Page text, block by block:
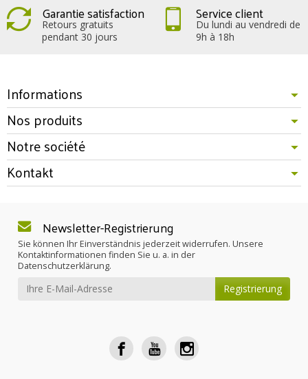
Garantie satisfaction
Retours gratuits
pendant 30 jours
Service client
Du lundi au vendredi de
9h à 18h
Informations
Nos produits
Notre société
Kontakt
Newsletter-Registrierung
Sie können Ihr Einverständnis jederzeit widerrufen. Unsere
Kontaktinformationen finden Sie u. a. in der
Datenschutzerklärung.